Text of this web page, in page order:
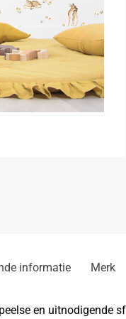
informatie Merk
en uitnodigende